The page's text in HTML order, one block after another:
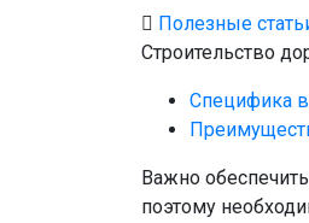
Полезные
Строительство
Специфика
Важно
поэтому